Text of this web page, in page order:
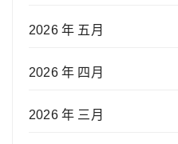
2026 年 五月
2026 年 四月
2026 年 三月